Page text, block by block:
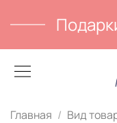
Главная Вид